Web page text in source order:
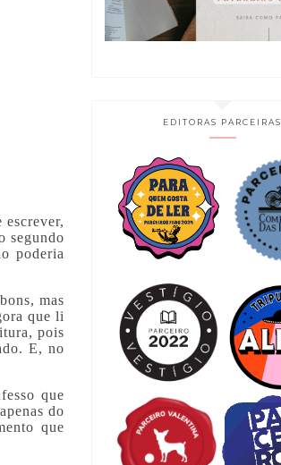
segundo
poderia
mas
que li
pois
E, no
que
do
que
EDITORAS PARCEIRAS